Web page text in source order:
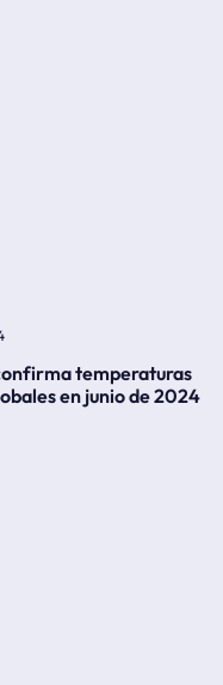
temperaturas
en junio de 2024